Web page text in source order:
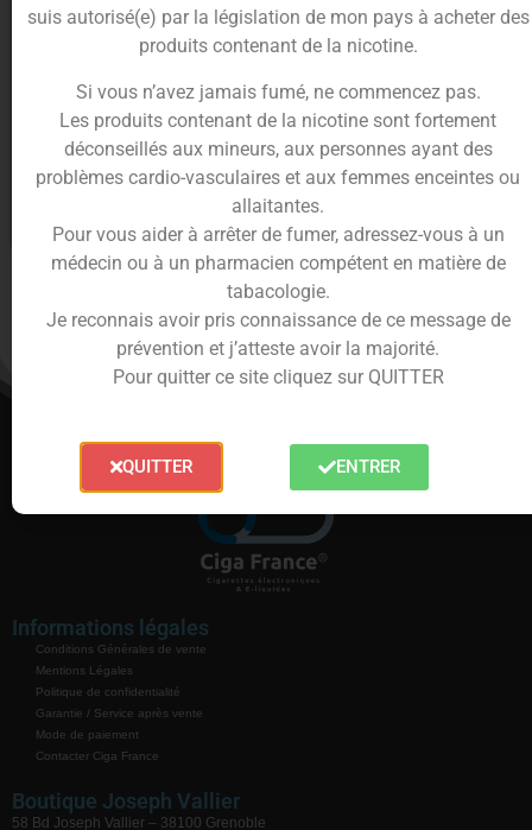
Concentré Rêve Bleu 30ml –
Petit Nuage
12.90€
Ajouter au panier
Informations légales
Conditions Générales de vente
Mentions Légales
Politique de confidentialité
Garantie / Service après vente
Mode de paiement
Contacter Ciga France
Boutique Joseph Vallier
58 Bd Joseph Vallier – 38100 Grenoble
suis autorisé(e) par la législation de mon pays à acheter des
produits contenant de la nicotine.
Si vous n’avez jamais fumé, ne commencez pas.
Les produits contenant de la nicotine sont fortement
déconseillés aux mineurs, aux personnes ayant des
problèmes cardio-vasculaires et aux femmes enceintes ou
allaitantes.
Pour vous aider à arrêter de fumer, adressez-vous à un
médecin ou à un pharmacien compétent en matière de
tabacologie.
Je reconnais avoir pris connaissance de ce message de
prévention et j’atteste avoir la majorité.
Pour quitter ce site cliquez sur QUITTER
QUITTER ENTRER